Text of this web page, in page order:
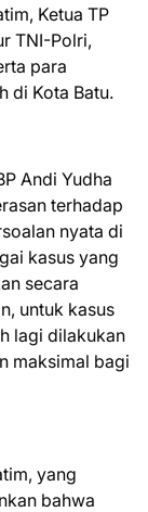
Ketua TP
TNI-Polri,
para
di Kota Batu.
Andi Yudha
terhadap
nyata di
kasus yang
secara
untuk kasus
lagi dilakukan
maksimal bagi
yang
bahwa